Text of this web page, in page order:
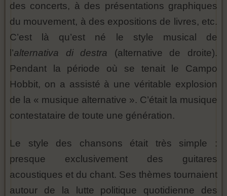
des concerts, à des présentations graphiques
du mouvement, à des expositions de livres, etc.
C’est là qu’est né le style musical de
l’alternativa di destra (alternative de droite).
Pendant la période où se tenait le Campo
Hobbit, on a assisté à une véritable explosion
de la « musique alternative ». C’était la musique
contestataire de toute une génération.
Le style des chansons était très simple :
presque exclusivement des guitares
acoustiques et du chant. Ses thèmes tournaient
autour de la lutte politique quotidienne des